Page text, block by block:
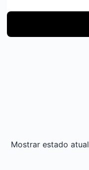
Mostrar estado atual